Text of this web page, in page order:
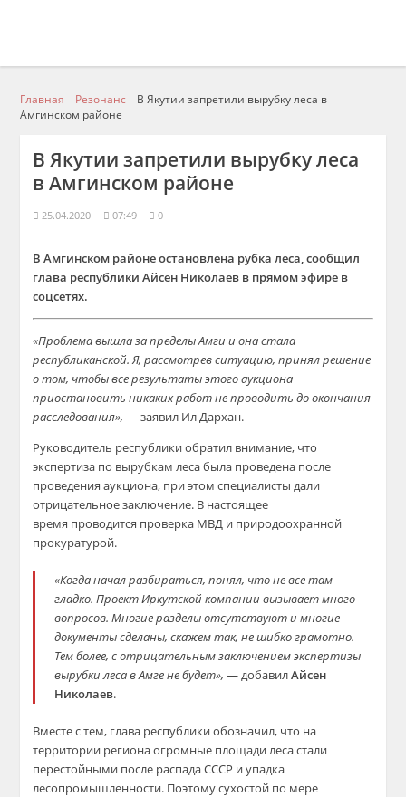
Главная Резонанс
В Якутии запретили вырубку леса в
Амгинском районе
В Якутии запретили вырубку леса
в Амгинском районе
25.04.2020 07:49 0
В Амгинском районе остановлена рубка леса, сообщил
глава республики Айсен Николаев в прямом эфире в
соцсетях.
«Проблема вышла за пределы Амги и она стала
республиканской.Я, рассмотрев ситуацию, принял решение
о том, чтобы все результаты этого аукциона
приостановить никаких работ не проводить до окончания
расследования», —заявил Ил Дархан.
Руководитель республики обратил внимание, что
экспертиза по вырубкам леса была проведена после
проведения аукциона, при этом специалисты дали
отрицательное заключение. В настоящее
время проводится проверка МВД и природоохранной
прокуратурой.
«Когда начал разбираться, понял, что не все там
гладко. Проект Иркутской компании вызывает много
вопросов. Многие разделы отсутствуют и многие
документы сделаны, скажем так, не шибко грамотно.
Тем более, с отрицательным заключением экспертизы
вырубки леса в Амге не будет», —добавилАйсен
Николаев.
Вместе с тем, глава республики обозначил, что на
территории региона огромные площади леса стали
перестойными после распада СССР и упадка
лесопромышленности. Поэтому сухостой по мере